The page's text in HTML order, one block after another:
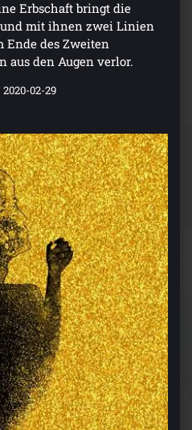
Erbschaft bringt die
mit ihnen zwei Linien
Ende des Zweiten
aus den Augen verlor.
2020-02-29